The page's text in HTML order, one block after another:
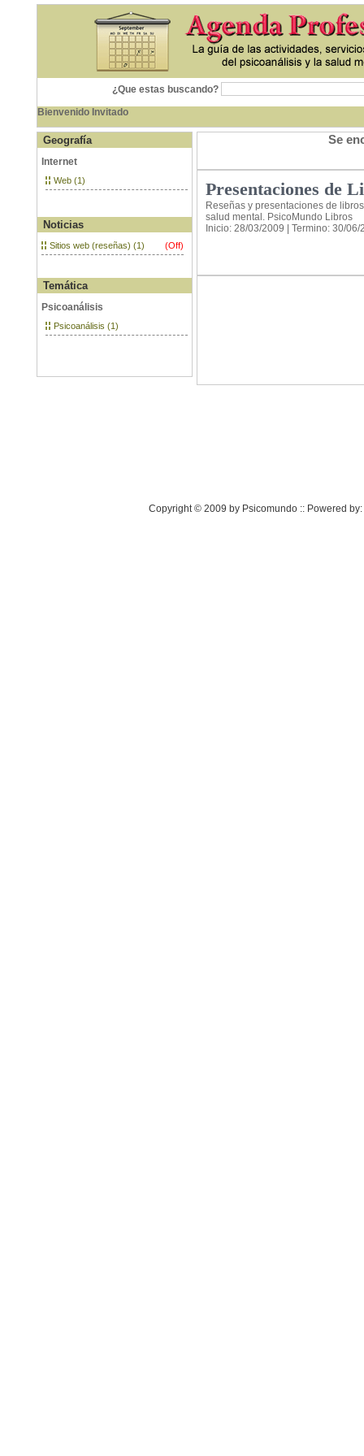
¿Que estas buscando?
Bienvenido Invitado
Geografía
Internet
Web (1)
Noticias
Sitios web (reseñas) (1) (Off)
Temática
Psicoanálisis
Psicoanálisis (1)
Se
Presentaciones de
Reseñas y presentaciones de
salud mental. PsicoMundo Libros
Inicio: 28/03/2009 | Termino: 30/06/
Copyright © 2009 by Psicomundo :: Powered by: